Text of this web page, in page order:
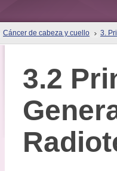
Cáncer de cabeza y cuello 3.
3.2